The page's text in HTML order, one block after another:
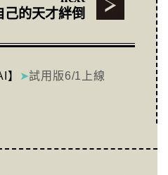
己的天才絆倒
】 ➤試用版6/1上線